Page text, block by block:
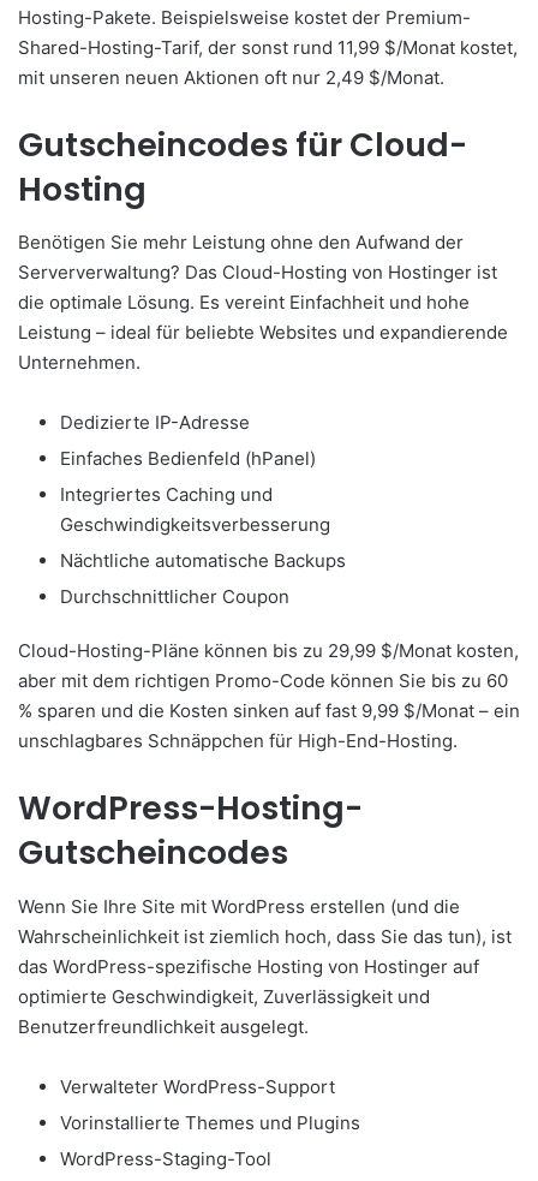
Hosting-Pakete. Beispielsweise kostet der Premium-
Shared-Hosting-Tarif, der sonst rund 11,99 $/Monat kostet,
mit unseren neuen Aktionen oft nur 2,49 $/Monat.
Gutscheincodes für Cloud-
Hosting
Benötigen Sie mehr Leistung ohne den Aufwand der
Serververwaltung? Das Cloud-Hosting von Hostinger ist
die optimale Lösung. Es vereint Einfachheit und hohe
Leistung – ideal für beliebte Websites und expandierende
Unternehmen.
Dedizierte IP-Adresse
Einfaches Bedienfeld (hPanel)
Integriertes Caching und
Geschwindigkeitsverbesserung
Nächtliche automatische Backups
Durchschnittlicher Coupon
Cloud-Hosting-Pläne können bis zu 29,99 $/Monat kosten,
aber mit dem richtigen Promo-Code können Sie bis zu 60
% sparen und die Kosten sinken auf fast 9,99 $/Monat – ein
unschlagbares Schnäppchen für High-End-Hosting.
WordPress-Hosting-
Gutscheincodes
Wenn Sie Ihre Site mit WordPress erstellen (und die
Wahrscheinlichkeit ist ziemlich hoch, dass Sie das tun), ist
das WordPress-spezifische Hosting von Hostinger auf
optimierte Geschwindigkeit, Zuverlässigkeit und
Benutzerfreundlichkeit ausgelegt.
Verwalteter WordPress-Support
Vorinstallierte Themes und Plugins
WordPress-Staging-Tool